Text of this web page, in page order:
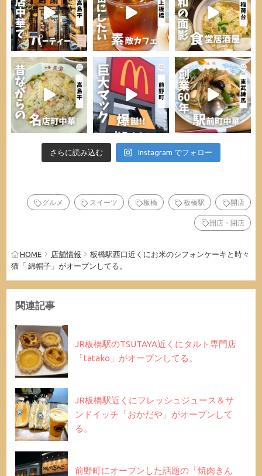
さらに読み込む Instagram でフォロー
グルメ スイーツ 板橋 板橋駅 開店
開店・閉店
HOME 店舗情報
板橋駅西口近くにお米のシフォンケーキと時々
猫「 綿帽子」がオープンしてる。
関連記事
JR板橋駅のTSUTAYA近くにタルト専門店
「tatako」がオープンしてる。
JR板橋駅近くにフレッシュジュース＆サ
ンドイッチ「おかだや」がオープンして
る。
前野町にオープンした話題の「焼肉きん